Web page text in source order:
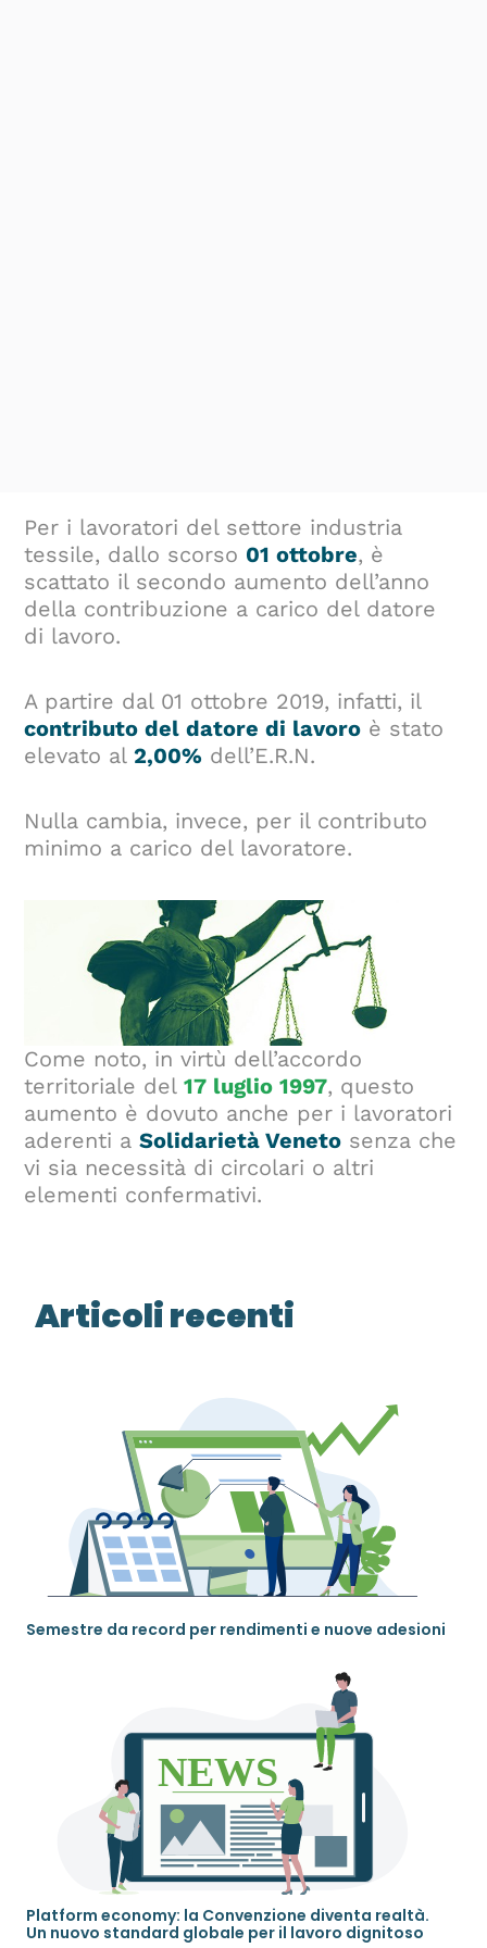
Per i lavoratori del settore industria
tessile, dallo scorso 01 ottobre, è
scattato il secondo aumento dell’anno
della contribuzione a carico del datore
di lavoro.
A partire dal 01 ottobre 2019, infatti, il
contributo del datore di lavoro è stato
elevato al2,00% dell’E.R.N.
Nulla cambia, invece, per il contributo
minimo a carico del lavoratore.
Come noto, in virtù dell’accordo
territoriale del17 luglio 1997, questo
aumento è dovuto anche per i lavoratori
aderenti aSolidarietà Veneto senza che
vi sia necessità di circolari o altri
elementi confermativi.
Articoli recenti
Semestre da record per rendimenti e nuove adesioni
Platform economy: la Convenzione diventa realtà.
Un nuovo standard globale per il lavoro dignitoso